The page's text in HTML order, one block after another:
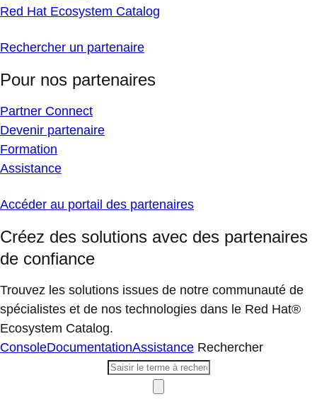
Red Hat Ecosystem Catalog
Rechercher un partenaire
Pour nos partenaires
Partner Connect
Devenir partenaire
Formation
Assistance
Accéder au portail des partenaires
Créez des solutions avec des partenaires
de confiance
Trouvez les solutions issues de notre communauté de
spécialistes et de nos technologies dans le Red Hat®
Ecosystem Catalog.
ConsoleDocumentationAssistance Rechercher